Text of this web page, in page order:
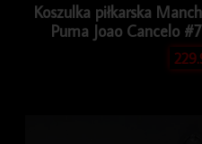
Koszulka piłkarska
Puma Joao Cancelo